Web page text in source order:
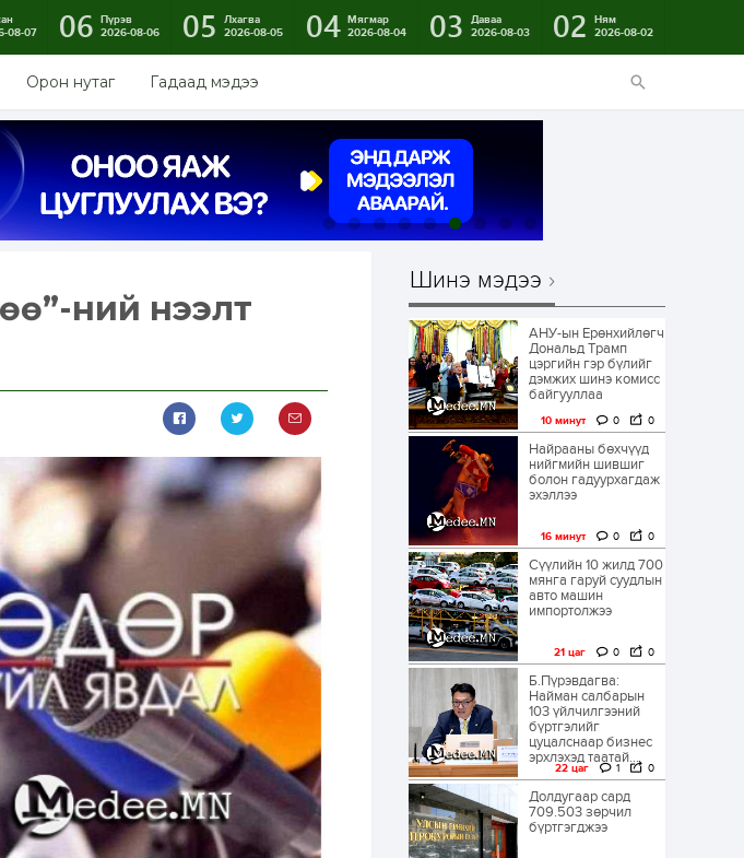
08-07
06 Пүрэв
2026-08-06
05
Лхагва
2026-08-05
04 Мягмар
2026-08-04
03
Даваа
2026-08-03
02
Ням
2026-08-02
Орон нутаг Гадаад мэдээ
ний нээлт
Шинэ мэдээ
АНУ-ын Ерөнхийлөгч
Дональд Трамп
цэргийн гэр бүлийг
дэмжих шинэ комисс
байгууллаа
10 минут 0 0
Найрааны бөхчүүд
нийгмийн шившиг
болон гадуурхагдаж
эхэллээ
16 минут 0 0
Сүүлийн 10 жилд 700
мянга гаруй суудлын
авто машин
импортолжээ
21 цаг 0 0
Б.Пүрэвдагва:
Найман салбарын
103 үйлчилгээний
бүртгэлийг
цуцалснаар бизнес
эрхлэхэд таатай...
22 цаг 1 0
Долдугаар сард
709.503 зөрчил
бүртгэгджээ